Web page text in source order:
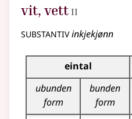
vit, vett 2
II
substantivinkjekjønn
Bøyningstabell for
eintal
ubunden
form
bunden
form